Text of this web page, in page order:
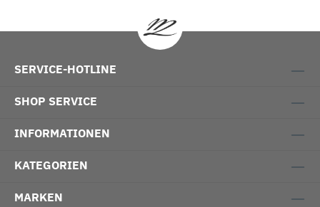
SERVICE-HOTLINE
SHOP SERVICE
INFORMATIONEN
KATEGORIEN
MARKEN